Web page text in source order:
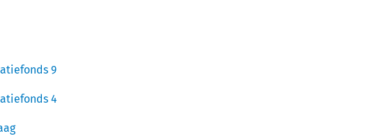
9
4